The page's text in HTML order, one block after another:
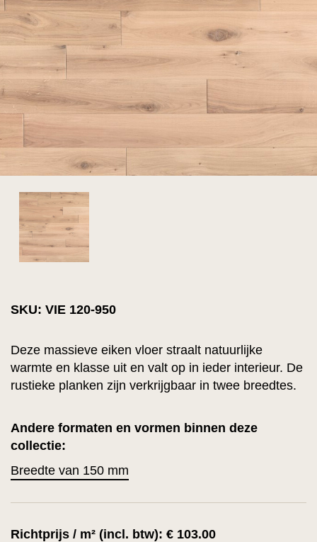
SKU: VIE 120-950
Deze massieve eiken vloer straalt natuurlijke
warmte en klasse uit en valt op in ieder interieur. De
rustieke planken zijn verkrijgbaar in twee breedtes.
Andere formaten en vormen binnen deze
collectie:
Breedte van 150 mm
Richtprijs / m² (incl. btw): € 103.00